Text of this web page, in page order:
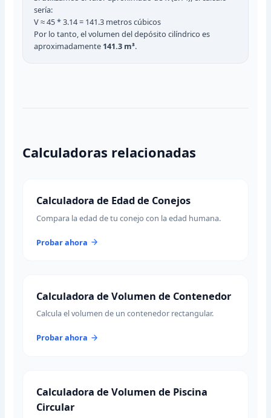
sería:
V ≈ 45 * 3.14 = 141.3 metros cúbicos
Por lo tanto, el volumen del depósito cilíndrico es
aproximadamente 141.3 m³.
Calculadoras relacionadas
Calculadora de Edad de Conejos
Compara la edad de tu conejo con la edad humana.
Probar ahora
Calculadora de Volumen de Contenedor
Calcula el volumen de un contenedor rectangular.
Probar ahora
Calculadora de Volumen de Piscina
Circular